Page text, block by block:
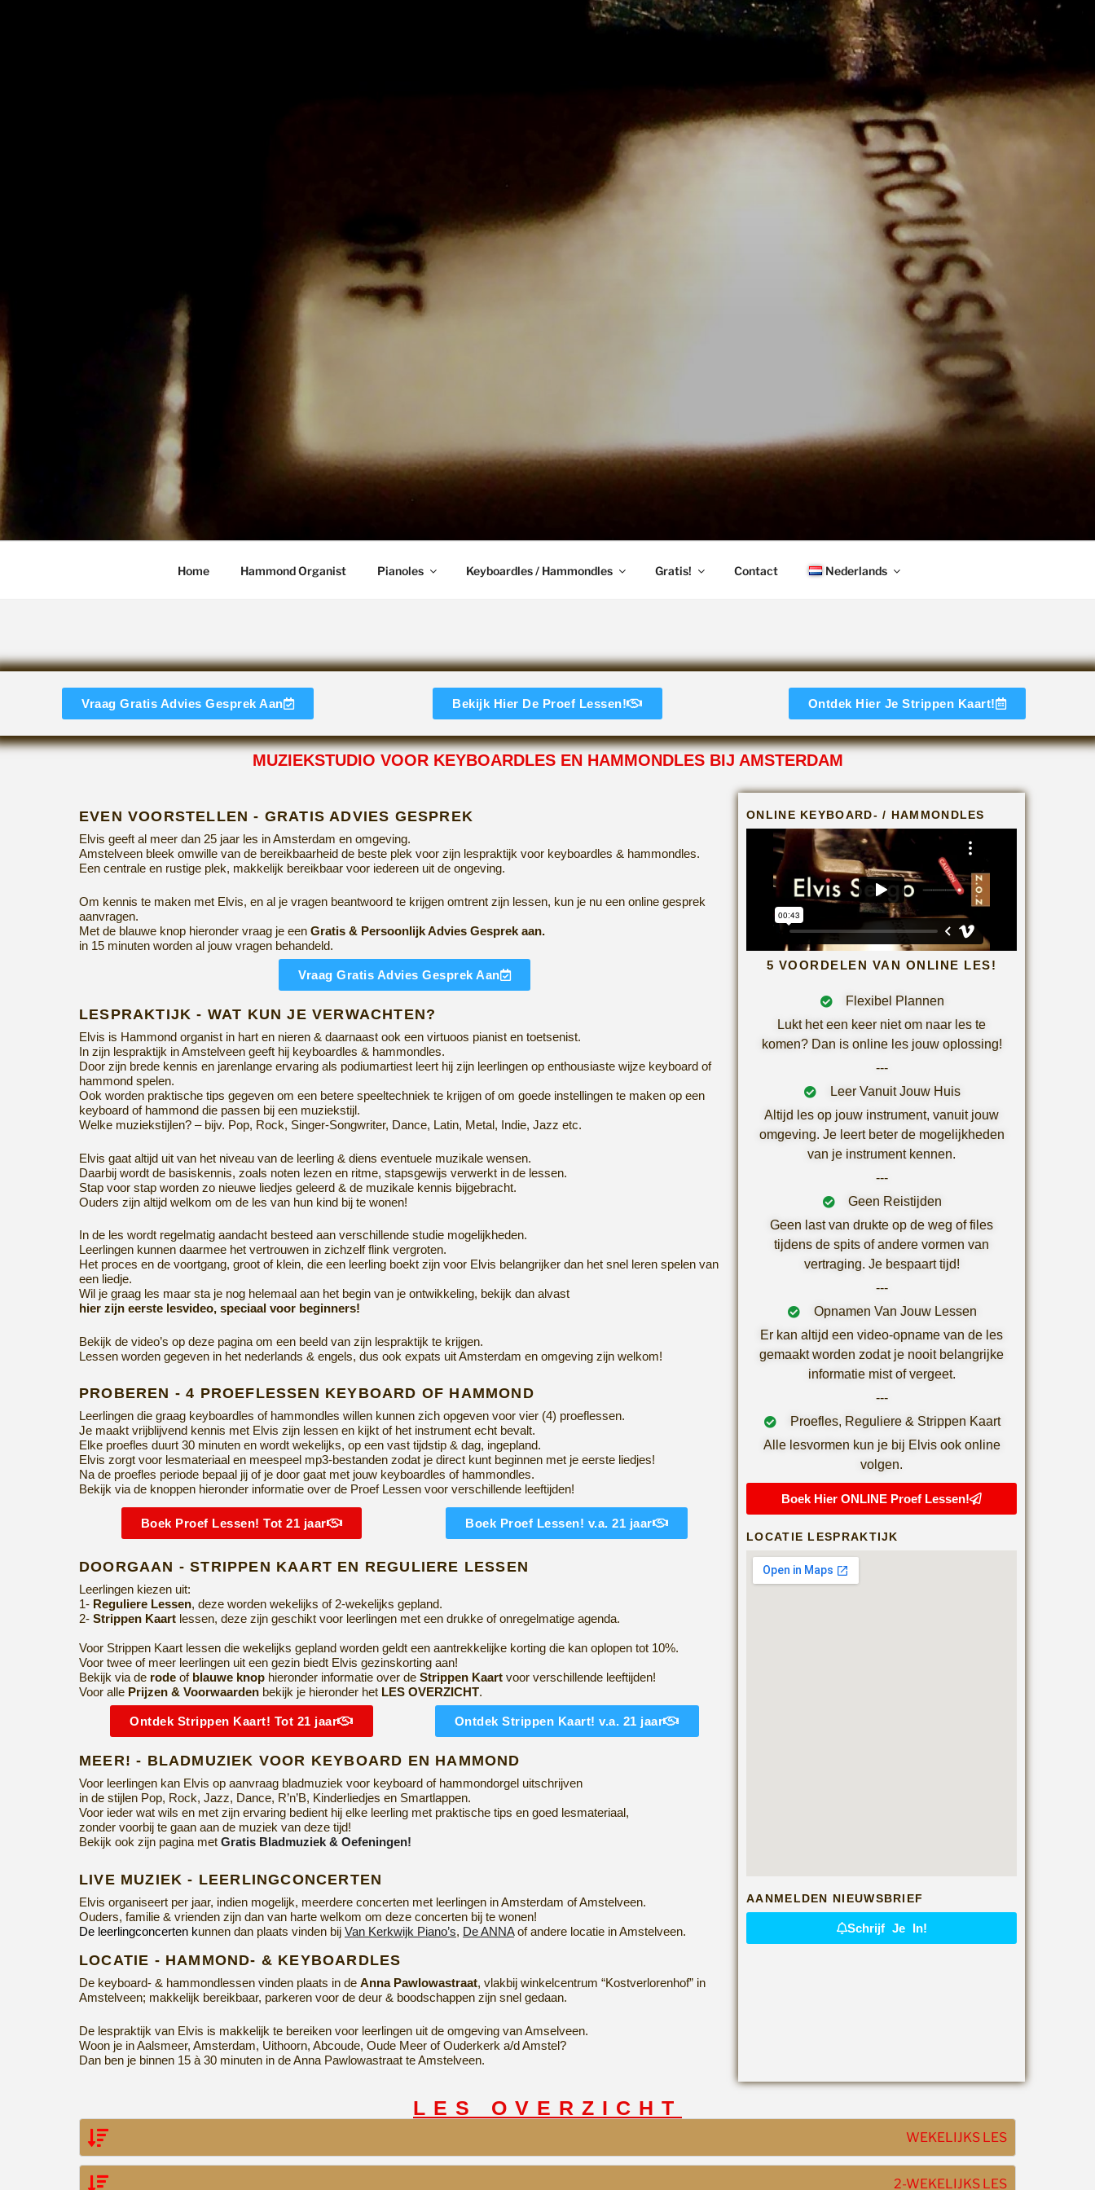
Home Hammond Organist Pianoles Keyboardles / Hammondles Gratis! Contact Nederlands
Vraag Gratis Advies Gesprek Aan Bekijk Hier De Proef Lessen! Ontdek Hier Je Strippen Kaart!
MUZIEKSTUDIO VOOR KEYBOARDLES EN HAMMONDLES BIJ AMSTERDAM
EVEN VOORSTELLEN - GRATIS ADVIES GESPREK
Elvis geeft al meer dan 25 jaar les in Amsterdam en omgeving.
Amstelveen bleek omwille van de bereikbaarheid de beste plek voor zijn lespraktijk voor keyboardles & hammondles.
Een centrale en rustige plek, makkelijk bereikbaar voor iedereen uit de ongeving.
Om kennis te maken met Elvis, en al je vragen beantwoord te krijgen omtrent zijn lessen, kun je nu een online gesprek
aanvragen.
Met de blauwe knop hieronder vraag je een Gratis & Persoonlijk Advies Gesprek aan.
in 15 minuten worden al jouw vragen behandeld.
Vraag Gratis Advies Gesprek Aan
LESPRAKTIJK - WAT KUN JE VERWACHTEN?
Elvis is Hammond organist in hart en nieren & daarnaast ook een virtuoos pianist en toetsenist.
In zijn lespraktijk in Amstelveen geeft hij keyboardles & hammondles.
Door zijn brede kennis en jarenlange ervaring als podiumartiest leert hij zijn leerlingen op enthousiaste wijze keyboard of
hammond spelen.
Ook worden praktische tips gegeven om een betere speeltechniek te krijgen of om goede instellingen te maken op een
keyboard of hammond die passen bij een muziekstijl.
Welke muziekstijlen? – bijv. Pop, Rock, Singer-Songwriter, Dance, Latin, Metal, Indie, Jazz etc.
Elvis gaat altijd uit van het niveau van de leerling & diens eventuele muzikale wensen.
Daarbij wordt de basiskennis, zoals noten lezen en ritme, stapsgewijs verwerkt in de lessen.
Stap voor stap worden zo nieuwe liedjes geleerd & de muzikale kennis bijgebracht.
Ouders zijn altijd welkom om de les van hun kind bij te wonen!
In de les wordt regelmatig aandacht besteed aan verschillende studie mogelijkheden.
Leerlingen kunnen daarmee het vertrouwen in zichzelf flink vergroten.
Het proces en de voortgang, groot of klein, die een leerling boekt zijn voor Elvis belangrijker dan het snel leren spelen van
een liedje.
Wil je graag les maar sta je nog helemaal aan het begin van je ontwikkeling, bekijk dan alvast
hier zijn eerste lesvideo, speciaal voor beginners!
Bekijk de video’s op deze pagina om een beeld van zijn lespraktijk te krijgen.
Lessen worden gegeven in het nederlands & engels, dus ook expats uit Amsterdam en omgeving zijn welkom!
PROBEREN - 4 PROEFLESSEN KEYBOARD OF HAMMOND
Leerlingen die graag keyboardles of hammondles willen kunnen zich opgeven voor vier (4) proeflessen.
Je maakt vrijblijvend kennis met Elvis zijn lessen en kijkt of het instrument echt bevalt.
Elke proefles duurt 30 minuten en wordt wekelijks, op een vast tijdstip & dag, ingepland.
Elvis zorgt voor lesmateriaal en meespeel mp3-bestanden zodat je direct kunt beginnen met je eerste liedjes!
Na de proefles periode bepaal jij of je door gaat met jouw keyboardles of hammondles.
Bekijk via de knoppen hieronder informatie over de Proef Lessen voor verschillende leeftijden!
Boek Proef Lessen! Tot 21 jaar Boek Proef Lessen! v.a. 21 jaar
DOORGAAN - STRIPPEN KAART EN REGULIERE LESSEN
Leerlingen kiezen uit:
1- Reguliere Lessen, deze worden wekelijks of 2-wekelijks gepland.
2- Strippen Kaart lessen, deze zijn geschikt voor leerlingen met een drukke of onregelmatige agenda.
Voor Strippen Kaart lessen die wekelijks gepland worden geldt een aantrekkelijke korting die kan oplopen tot 10%.
Voor twee of meer leerlingen uit een gezin biedt Elvis gezinskorting aan!
Bekijk via de rode of blauwe knop hieronder informatie over de Strippen Kaart voor verschillende leeftijden!
Voor alle Prijzen & Voorwaarden bekijk je hieronder het LES OVERZICHT.
Ontdek Strippen Kaart! Tot 21 jaar Ontdek Strippen Kaart! v.a. 21 jaar
MEER! - BLADMUZIEK VOOR KEYBOARD EN HAMMOND
Voor leerlingen kan Elvis op aanvraag bladmuziek voor keyboard of hammondorgel uitschrijven
in de stijlen Pop, Rock, Jazz, Dance, R’n’B, Kinderliedjes en Smartlappen.
Voor ieder wat wils en met zijn ervaring bedient hij elke leerling met praktische tips en goed lesmateriaal,
zonder voorbij te gaan aan de muziek van deze tijd!
Bekijk ook zijn pagina met Gratis Bladmuziek & Oefeningen!
LIVE MUZIEK - LEERLINGCONCERTEN
Elvis organiseert per jaar, indien mogelijk, meerdere concerten met leerlingen in Amsterdam of Amstelveen.
Ouders, familie & vrienden zijn dan van harte welkom om deze concerten bij te wonen!
De leerlingconcerten kunnen dan plaats vinden bij Van Kerkwijk Piano’s, De ANNAof andere locatie in Amstelveen.
LOCATIE - HAMMOND- & KEYBOARDLES
De keyboard- & hammondlessen vinden plaats in de Anna Pawlowastraat, vlakbij winkelcentrum “Kostverlorenhof” in
Amstelveen; makkelijk bereikbaar, parkeren voor de deur & boodschappen zijn snel gedaan.
De lespraktijk van Elvis is makkelijk te bereiken voor leerlingen uit de omgeving van Amselveen.
Woon je in Aalsmeer, Amsterdam, Uithoorn, Abcoude, Oude Meer of Ouderkerk a/d Amstel?
Dan ben je binnen 15 à 30 minuten in de Anna Pawlowastraat te Amstelveen.
ONLINE KEYBOARD- / HAMMONDLES
5 VOORDELEN VAN ONLINE LES!
Flexibel Plannen
Lukt het een keer niet om naar les te
komen? Dan is online les jouw oplossing!
---
Leer Vanuit Jouw Huis
Altijd les op jouw instrument, vanuit jouw
omgeving. Je leert beter de mogelijkheden
van je instrument kennen.
---
Geen Reistijden
Geen last van drukte op de weg of files
tijdens de spits of andere vormen van
vertraging. Je bespaart tijd!
---
Opnamen Van Jouw Lessen
Er kan altijd een video-opname van de les
gemaakt worden zodat je nooit belangrijke
informatie mist of vergeet.
---
Proefles, Reguliere & Strippen Kaart
Alle lesvormen kun je bij Elvis ook online
volgen.
Boek Hier ONLINE Proef Lessen!
LOCATIE LESPRAKTIJK
AANMELDEN NIEUWSBRIEF
Schrijf Je In!
LES OVERZICHT
WEKELIJKS LES
2-WEKELIJKS LES